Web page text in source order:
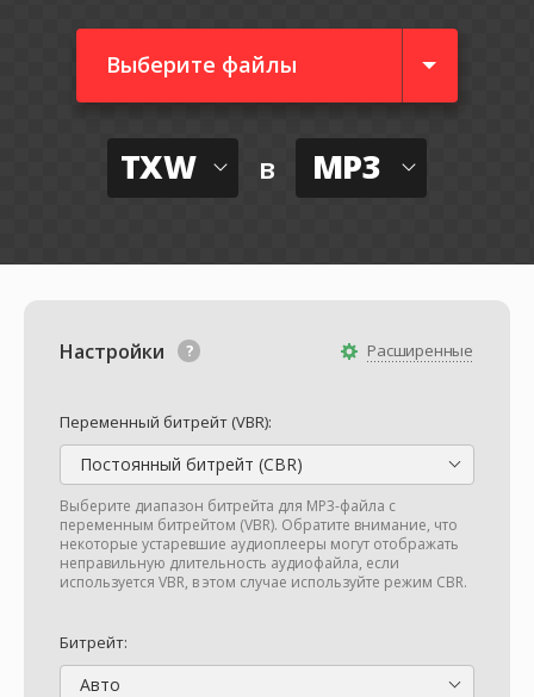
Выберите файлы
TXW в MP3
Расширенные
Настройки
Переменный битрейт (VBR):
Постоянный битрейт (CBR)
Выберите диапазон битрейта для MP3-файла с
переменным битрейтом (VBR). Обратите внимание, что
некоторые устаревшие аудиоплееры могут отображать
неправильную длительность аудиофайла, если
используется VBR, в этом случае используйте режим CBR.
Битрейт:
Авто